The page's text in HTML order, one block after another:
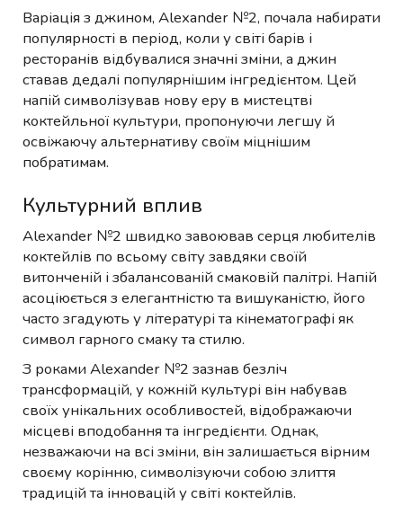
Варіація з джином, Alexander №2, почала набирати
популярності в період, коли у світі барів і
ресторанів відбувалися значні зміни, а джин
ставав дедалі популярнішим інгредієнтом. Цей
напій символізував нову еру в мистецтві
коктейльної культури, пропонуючи легшу й
освіжаючу альтернативу своїм міцнішим
побратимам.
Культурний вплив
Alexander №2 швидко завоював серця любителів
коктейлів по всьому світу завдяки своїй
витонченій і збалансованій смаковій палітрі. Напій
асоціюється з елегантністю та вишуканістю, його
часто згадують у літературі та кінематографі як
символ гарного смаку та стилю.
З роками Alexander №2 зазнав безліч
трансформацій, у кожній культурі він набував
своїх унікальних особливостей, відображаючи
місцеві вподобання та інгредієнти. Однак,
незважаючи на всі зміни, він залишається вірним
своєму корінню, символізуючи собою злиття
традицій та інновацій у світі коктейлів.